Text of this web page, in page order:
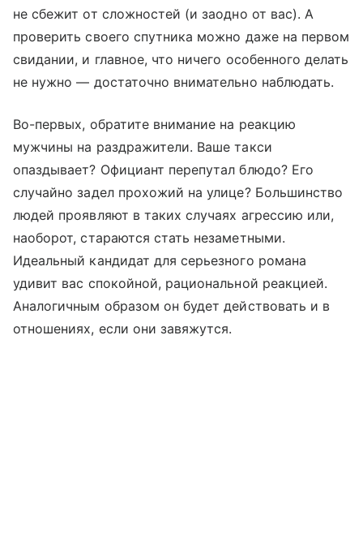
не сбежит от сложностей (и заодно от вас). А
проверить своего спутника можно даже на первом
свидании, и главное, что ничего особенного делать
не нужно — достаточно внимательно наблюдать.
Во-первых, обратите внимание на реакцию
мужчины на раздражители. Ваше такси
опаздывает? Официант перепутал блюдо? Его
случайно задел прохожий на улице? Большинство
людей проявляют в таких случаях агрессию или,
наоборот, стараются стать незаметными.
Идеальный кандидат для серьезного романа
удивит вас спокойной, рациональной реакцией.
Аналогичным образом он будет действовать и в
отношениях, если они завяжутся.